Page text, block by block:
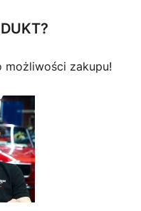
możliwości zakupu!